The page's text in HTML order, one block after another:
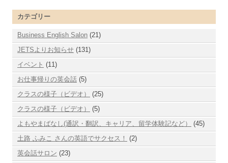
カテゴリー
Business English Salon (21)
JETSよりお知らせ (131)
イベント (11)
お仕事帰りの英会話 (5)
クラスの様子（ビデオ）
(25)
クラスの様子（ビデオ）
(5)
よもやまばなし(通訳・翻訳、キャリア、留学体験記など）
(45)
土路 ふみこ さんの英語でサクセス！
(2)
英会話サロン (23)